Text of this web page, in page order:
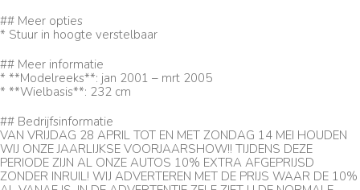
## Meer opties
* Stuur in hoogte verstelbaar
## Meer informatie
* **Modelreeks**: jan 2001 – mrt 2005
* **Wielbasis**: 232 cm
## Bedrijfsinformatie
VAN VRIJDAG 28 APRIL TOT EN MET ZONDAG 14 MEI HOUDEN
WIJ ONZE JAARLIJKSE VOORJAARSHOW!! TIJDENS DEZE
PERIODE ZIJN AL ONZE AUTOS 10% EXTRA AFGEPRIJSD
ZONDER INRUIL! WIJ ADVERTEREN MET DE PRIJS WAAR DE 10%